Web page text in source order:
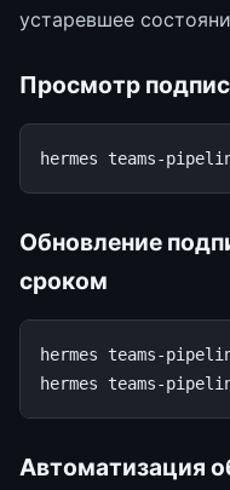
устаревшее
Просмотр
hermes teams-
Обновление
сроком
hermes teams-
hermes
teams-
Автоматизация